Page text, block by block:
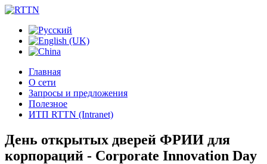
Главная
О сети
Запросы и предложения
Полезное
ИТП RTTN (Intranet)
День открытых дверей ФРИИ для
корпораций - Corporate Innovation Day